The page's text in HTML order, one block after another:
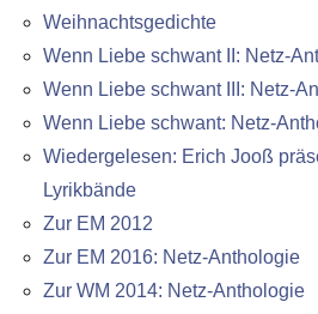
Weihnachtsgedichte
Wenn Liebe schwant II: Netz-
Wenn Liebe schwant III: Netz-
Wenn Liebe schwant: Netz-
Wiedergelesen: Erich Jooß
Lyrikbände
Zur EM 2012
Zur EM 2016: Netz-Anthologie
Zur WM 2014: Netz-Anthologie